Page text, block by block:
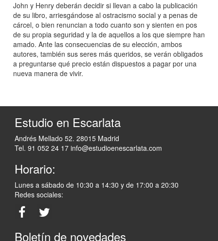
John y Henry deberán decidir si llevan a cabo la publicación
de su libro, arriesgándose al ostracismo social y a penas de
cárcel, o bien renuncian a todo cuanto son y sienten en pos
de su propia seguridad y la de aquellos a los que siempre han
amado. Ante las consecuencias de su elección, ambos
autores, también sus seres más queridos, se verán obligados
a preguntarse qué precio están dispuestos a pagar por una
nueva manera de vivir.
Estudio en Escarlata
Andrés Mellado 52. 28015 Madrid
Tel. 91 052 24 17 info@estudioenescarlata.com
Horario:
Lunes a sábado de 10:30 a 14:30 y de 17:00 a 20:30
Redes sociales:
Boletín de novedades